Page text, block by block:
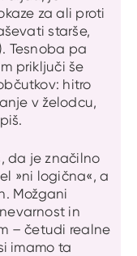
za ali proti
starše,
Tesnoba pa
priključi še
hitro
v želodcu,
da je značilno
»ni logična«, a
Možgani
in
– četudi realne
imamo ta